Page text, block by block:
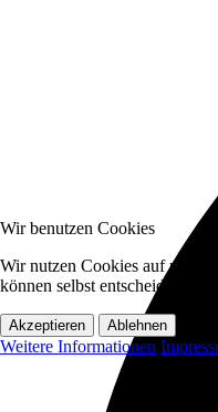
Wir benutzen Cookies
Wir nutzen Cookies auf
können selbst entscheiden, ob
Akzeptieren Ablehnen
Weitere Informationen